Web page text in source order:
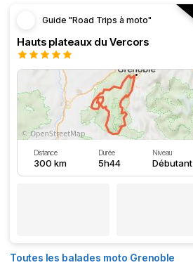
Guide "Road Trips à moto"
Hauts plateaux du Vercors
Distance
300 km
Durée
5h44
Niveau
Débutant
Toutes les balades moto Grenoble